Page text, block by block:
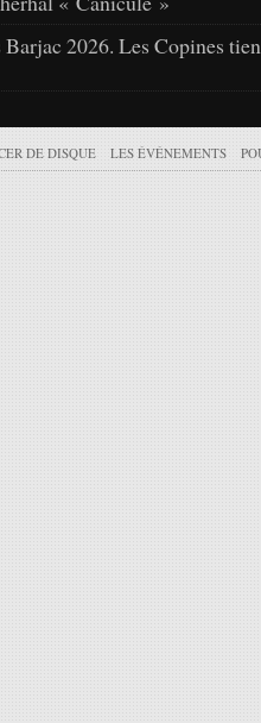
Barjac 2026. Les Copines
DE DISQUE LES ÉVÉNEMENTS